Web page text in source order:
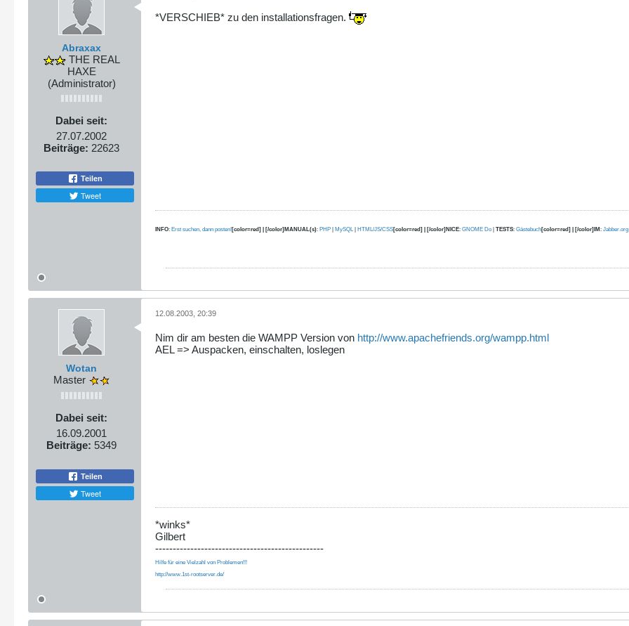
Abraxax
THE REAL
HAXE
(Administrator)
Dabei seit:
27.07.2002
Beiträge: 22623
Teilen
Tweet
*VERSCHIEB* zu den installationsfragen.
INFO: Erst suchen, dann posten![color=red] | [/color]MANUAL(s): PHP | MySQL | HTML/JS/CSS[color=red] | [/color]NICE: GNOME Do | TESTS: Gästebuch[color=red] | [/color]IM: Jabber.org
Wotan
Master
Dabei seit:
16.09.2001
Beiträge: 5349
Teilen
Tweet
12.08.2003, 20:39
Nim dir am besten die WAMPP Version von http://www.apachefriends.org/wampp.html
AEL => Auspacken, einschalten, loslegen
*winks*
Gilbert
------------------------------------------------
Hilfe für eine Vielzahl von Problemen!!!
http://www.1st-rootserver.de/